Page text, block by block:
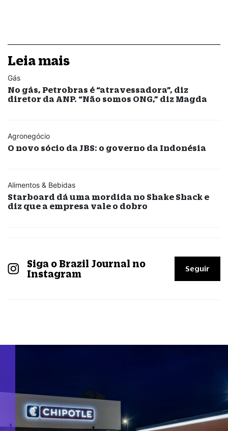
Leia mais
Gás
No gás, Petrobras é “atravessadora”, diz
diretor da ANP. “Não somos ONG,” diz Magda
Agronegócio
O novo sócio da JBS: o governo da Indonésia
Alimentos & Bebidas
Starboard dá uma mordida no Shake Shack e
diz que a empresa vale o dobro
Siga o Brazil Journal no
Instagram
Seguir